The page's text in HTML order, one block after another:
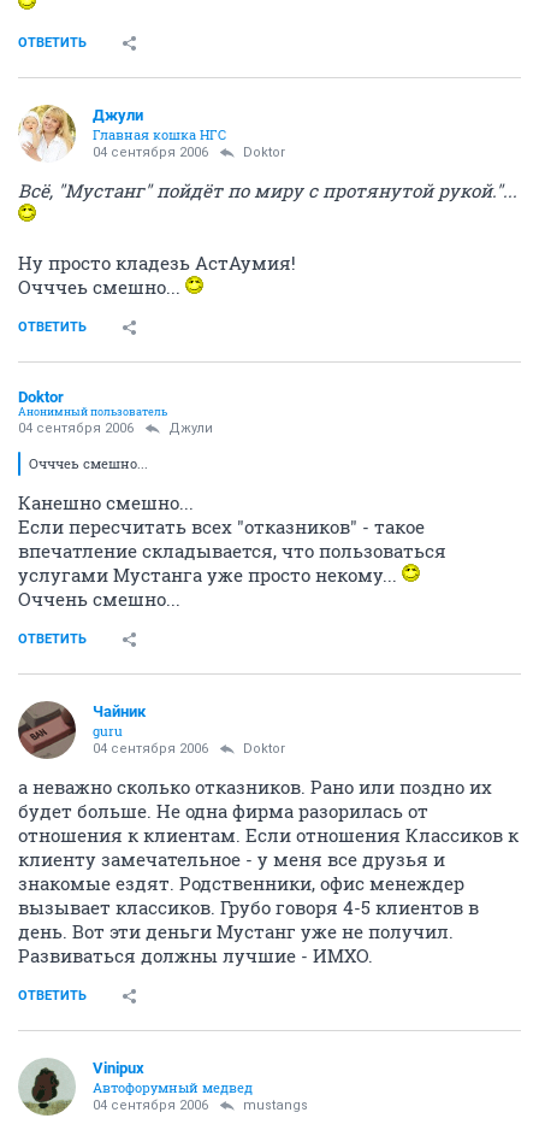
ОТВЕТИТЬ
Джули
Главная кошка НГС
04 сентября 2006 Doktor
Всё, "Мустанг" пойдёт по миру с протянутой рукой."...
Ну просто кладезь АстАумия!
Очччеь смешно...
ОТВЕТИТЬ
Doktor
Анонимный пользователь
04 сентября 2006 Джули
Очччеь смешно...
Канешно смешно...
Если пересчитать всех "отказников" - такое
впечатление складывается, что пользоваться
услугами Мустанга уже просто некому...
Оччень смешно...
ОТВЕТИТЬ
Чайник
guru
04 сентября 2006 Doktor
а неважно сколько отказников. Рано или поздно их
будет больше. Не одна фирма разорилась от
отношения к клиентам. Если отношения Классиков к
клиенту замечательное - у меня все друзья и
знакомые ездят. Родственники, офис менеждер
вызывает классиков. Грубо говоря 4-5 клиентов в
день. Вот эти деньги Мустанг уже не получил.
Развиваться должны лучшие - ИМХО.
ОТВЕТИТЬ
Vinipux
Автофорумный медвед
04 сентября 2006 mustangs